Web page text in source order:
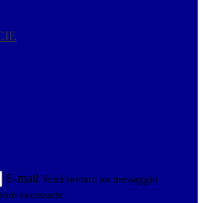
E-mail Verrà inviato un messaggio
necessarie.